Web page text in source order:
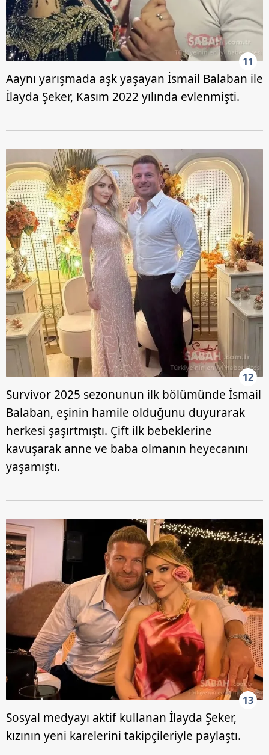
11
Aaynı yarışmada aşk yaşayan İsmail Balaban ile
İlayda Şeker, Kasım 2022 yılında evlenmişti.
12
Survivor 2025 sezonunun ilk bölümünde İsmail
Balaban, eşinin hamile olduğunu duyurarak
herkesi şaşırtmıştı. Çift ilk bebeklerine
kavuşarak anne ve baba olmanın heyecanını
yaşamıştı.
13
Sosyal medyayı aktif kullanan İlayda Şeker,
kızının yeni karelerini takipçileriyle paylaştı.